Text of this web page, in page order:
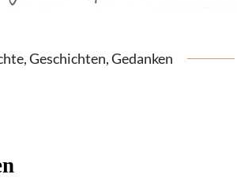
Geschichten, Gedanken